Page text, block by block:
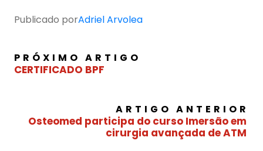
Publicado porAdriel Arvolea
PRÓXIMO ARTIGO
CERTIFICADO BPF
ARTIGO ANTERIOR
Osteomed participa do curso Imersão em
cirurgia avançada de ATM